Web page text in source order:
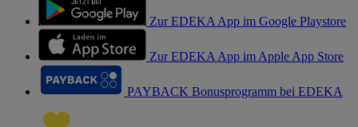
Zur EDEKA App im Google Playstore
Zur EDEKA App im Apple App Store
PAYBACK Bonusprogramm bei EDEKA